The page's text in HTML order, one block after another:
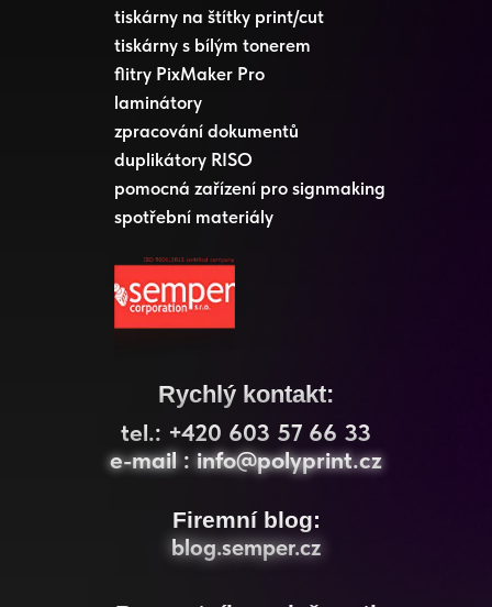
Firemní blog:
tiskárny na štítky print/cut
tiskárny s bílým tonerem
laminátory
zpracování dokumentů
pomocná zařízení pro signmaking
Rychlý kontakt:
blog.semper.cz
tel.: +420 603 57 66 33
e-mail : info@polyprint.cz
e-mail : info@polyprint.cz
blog.semper.cz
flitry PixMaker Pro
duplikátory RISO
spotřební materiály